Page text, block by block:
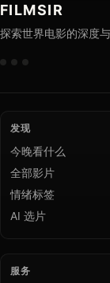
FILMSIR
探索世界电影的深度
发现
今晚看什么
全部影片
情绪标签
AI 选片
服务